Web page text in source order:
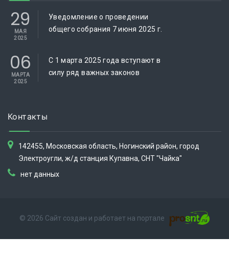
29
МАЯ
2025
Уведомление о проведении
общего собрания 7 июня 2025 г.
06
МАРТА
2025
C 1 марта 2025 года вступают в
силу ряд важных законов
Контакты
142455, Московская область, Ногинский район, город
Электроугли, ж/д станция Купавна, СНТ "Чайка"
нет данных
© 2026 Сайт создан и работает на портале